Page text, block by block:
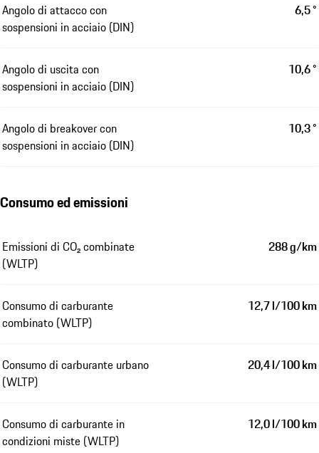
Angolo di attacco con
sospensioni in acciaio (DIN)
6,5 °
Angolo di uscita con
sospensioni in acciaio (DIN)
10,6 °
Angolo di breakover con
sospensioni in acciaio (DIN)
10,3 °
Consumo ed emissioni
Emissioni di CO₂ combinate
(WLTP)
288 g/km
Consumo di carburante
combinato (WLTP)
12,7 l/100 km
Consumo di carburante urbano
(WLTP)
20,4 l/100 km
Consumo di carburante in
condizioni miste (WLTP)
12,0 l/100 km